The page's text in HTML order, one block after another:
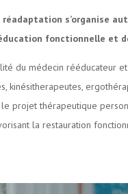
réadaptation s’organise
fonctionnelle et
du médecin rééducateur
kinésitherapeutes,
projet thérapeutique
la restauration